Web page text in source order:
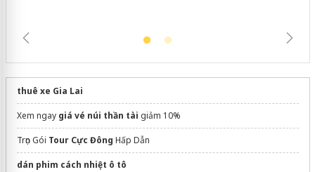
thuê xe Gia Lai
Xem ngay giá vé núi thần tài giảm 10%
Trọn Gói Tour Cực Đông Hấp Dẫn
dán phim cách nhiệt ô tô